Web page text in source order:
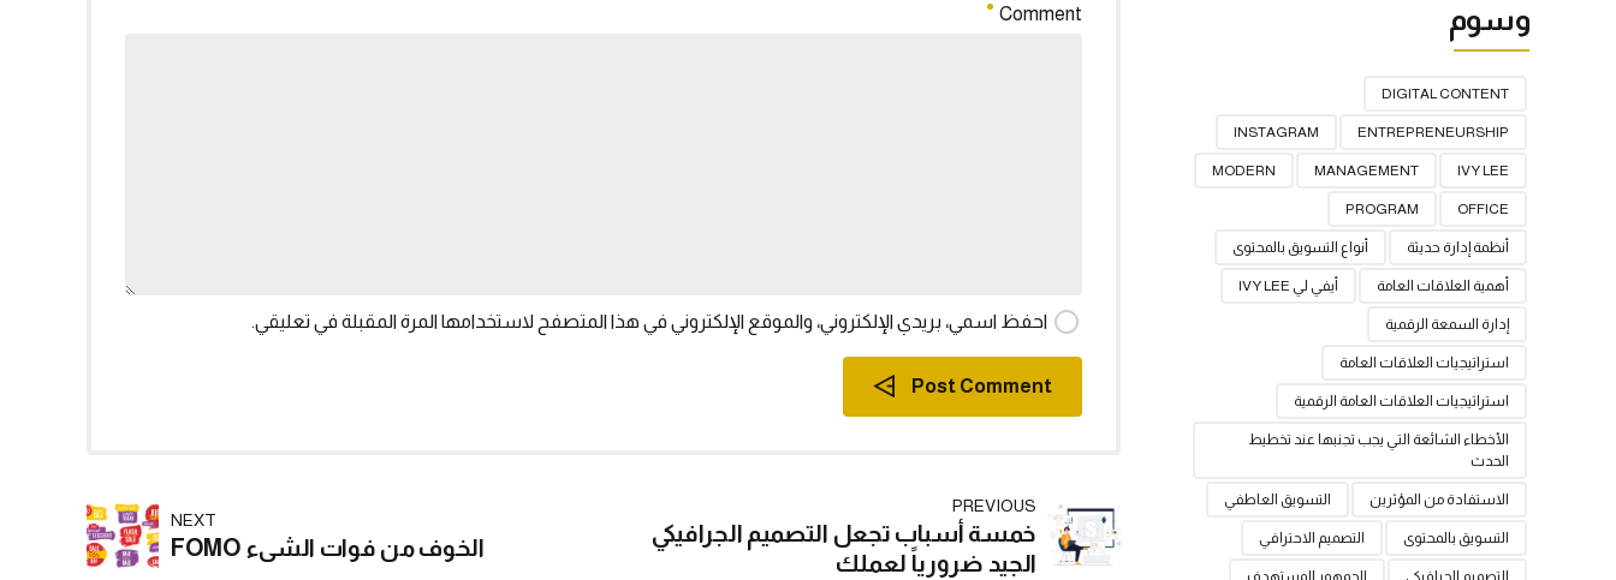
Comment
احفظ اسمي، بريدي الإلكتروني، والموقع الإلكتروني في هذا المتصفح لاستخدامها المرة المقبلة في تعليقي.
Post Comment
PREVIOUS
خمسة أسباب تجعل التصميم الجرافيكي
الجيد ضرورياً لعملك
NEXT
الخوف من فوات الشيء FOMO
وسوم
DIGITAL CONTENT
ENTREPRENEURSHIP
INSTAGRAM
IVY LEE
MANAGEMENT
MODERN
OFFICE
PROGRAM
أنظمة إدارة حديثة أنواع التسويق بالمحتوى
أهمية العلاقات العامة أيفي لي IVY LEE
إدارة السمعة الرقمية
استراتيجيات العلاقات العامة
استراتيجيات العلاقات العامة الرقمية
الأخطاء الشائعة التي يجب تجنبها عند تخطيط
الحدث
الاستفادة من المؤثرين التسويق العاطفي
التسويق بالمحتوى التصميم الاحترافي